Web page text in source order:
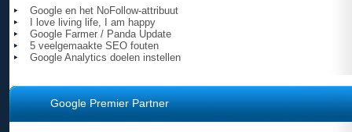
Google en het NoFollow-attribuut
I love living life, I am happy
Google Farmer / Panda Update
5 veelgemaakte SEO fouten
Google Analytics doelen instellen
Google Premier Partner